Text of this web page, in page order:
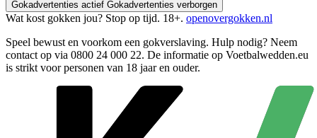
Gokadvertenties actief Gokadvertenties verborgen
Wat kost gokken jou? Stop op tijd. 18+. openovergokken.nl
Speel bewust en voorkom een gokverslaving. Hulp nodig? Neem
contact op via 0800 24 000 22. De informatie op Voetbalwedden.eu
is strikt voor personen van 18 jaar en ouder.